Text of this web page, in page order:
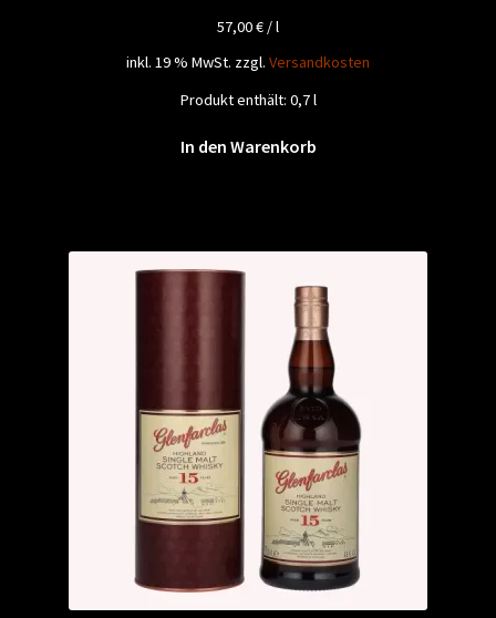
57,00€ /l
inkl. 19 % MwSt. zzgl. Versandkosten
Produkt enthält: 0,7l
In den Warenkorb